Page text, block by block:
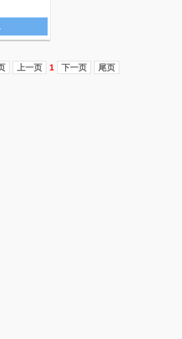
上一页 1 下一页 尾页